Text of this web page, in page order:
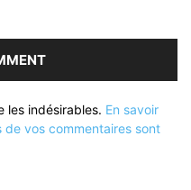
les indésirables. En savoir
de vos commentaires sont